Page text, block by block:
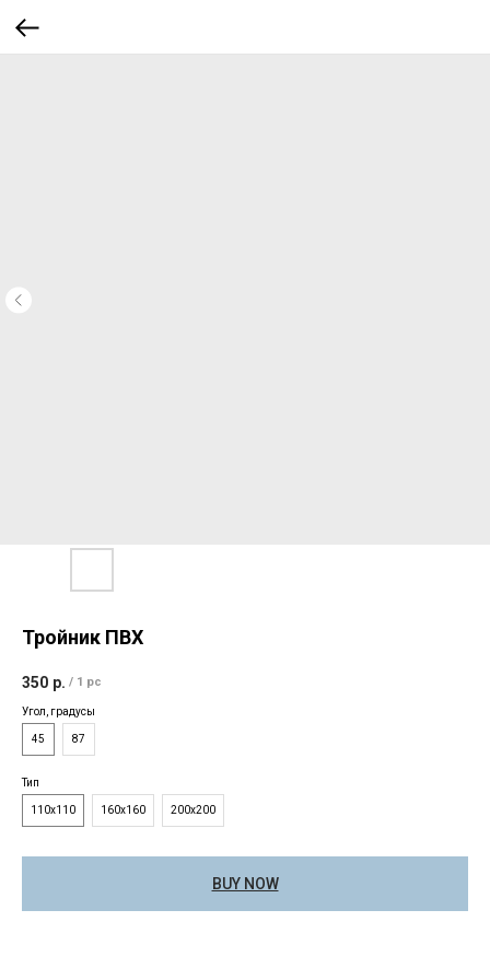
Тройник ПВХ
350 р. / 1 pc
Угол, градусы
45 87
Тип
110х110 160х160 200х200
BUY NOW